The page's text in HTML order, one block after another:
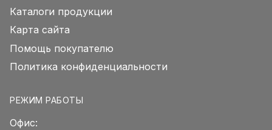
Каталоги продукции
Карта сайта
Помощь покупателю
Политика конфиденциальности
РЕЖИМ РАБОТЫ
Офис: